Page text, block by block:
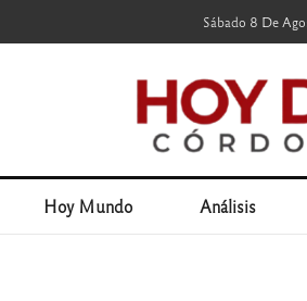
Sábado 8 De
Hoy Mundo Análisis